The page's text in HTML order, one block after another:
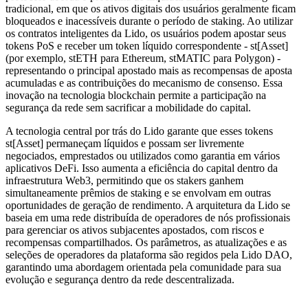
tradicional, em que os ativos digitais dos usuários geralmente ficam
bloqueados e inacessíveis durante o período de staking. Ao utilizar
os contratos inteligentes da Lido, os usuários podem apostar seus
tokens PoS e receber um token líquido correspondente - st[Asset]
(por exemplo, stETH para Ethereum, stMATIC para Polygon) -
representando o principal apostado mais as recompensas de aposta
acumuladas e as contribuições do mecanismo de consenso. Essa
inovação na tecnologia blockchain permite a participação na
segurança da rede sem sacrificar a mobilidade do capital.
A tecnologia central por trás do Lido garante que esses tokens
st[Asset] permaneçam líquidos e possam ser livremente
negociados, emprestados ou utilizados como garantia em vários
aplicativos DeFi. Isso aumenta a eficiência do capital dentro da
infraestrutura Web3, permitindo que os stakers ganhem
simultaneamente prêmios de staking e se envolvam em outras
oportunidades de geração de rendimento. A arquitetura da Lido se
baseia em uma rede distribuída de operadores de nós profissionais
para gerenciar os ativos subjacentes apostados, com riscos e
recompensas compartilhados. Os parâmetros, as atualizações e as
seleções de operadores da plataforma são regidos pela Lido DAO,
garantindo uma abordagem orientada pela comunidade para sua
evolução e segurança dentro da rede descentralizada.